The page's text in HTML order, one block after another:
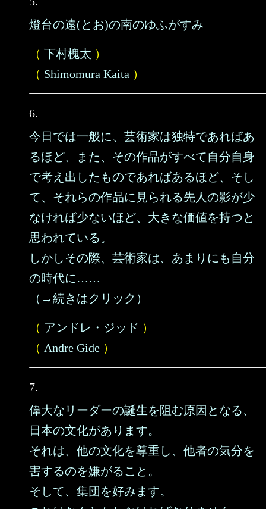
燈台の遠(とお)の南のゆふがすみ
（ 下村槐太 ）
（ Shimomura Kaita ）
6.
今日では一般に、芸術家は独特であればあ
るほど、また、その作品がすべて自分自身
で考え出したものであればあるほど、そし
て、それらの作品に見られる先人の影が少
なければ少ないほど、大きな価値を持つと
思われている。
しかしその際、芸術家は、あまりにも自分
の時代に……
（→続きはクリック）
（ アンドレ・ジッド ）
（ Andre Gide ）
7.
偉大なリーダーの誕生を阻む原因となる、
日本の文化があります。
それは、他の文化を尊重し、他者の気分を
害するのを嫌がること。
そして、集団を好みます。